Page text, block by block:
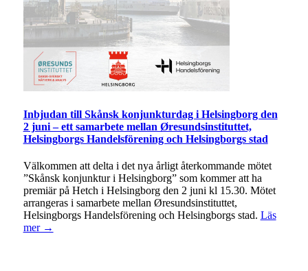
Inbjudan till Skånsk konjunkturdag i Helsingborg den
2 juni – ett samarbete mellan Øresundsinstituttet,
Helsingborgs Handelsförening och Helsingborgs stad
Välkommen att delta i det nya årligt återkommande mötet
”Skånsk konjunktur i Helsingborg” som kommer att ha
premiär på Hetch i Helsingborg den 2 juni kl 15.30. Mötet
arrangeras i samarbete mellan Øresundsinstituttet,
Helsingborgs Handelsförening och Helsingborgs stad. Läs
mer →